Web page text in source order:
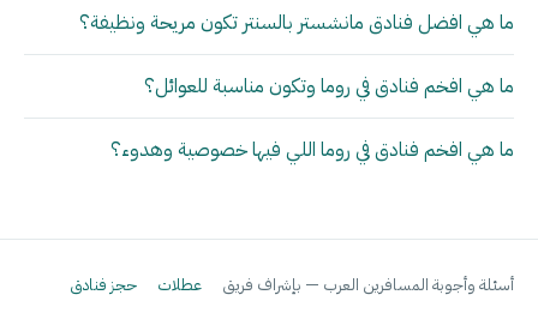
ما هي افضل فنادق مانشستر بالسنتر تكون مريحة ونظيفة؟
ما هي افخم فنادق في روما وتكون مناسبة للعوائل؟
ما هي افخم فنادق في روما اللي فيها خصوصية وهدوء؟
أسئلة وأجوبة المسافرين العرب — بإشراف فريق عطلات حجز فنادق